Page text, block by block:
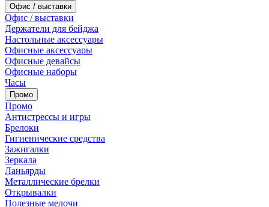
Офис / выставки
Офис / выставки
Держатели для бейджа
Настольные аксессуары
Офисные аксессуары
Офисные девайсы
Офисные наборы
Часы
Промо
Промо
Антистрессы и игры
Брелоки
Гигиенические средства
Зажигалки
Зеркала
Ланьярды
Металлические брелки
Открывалки
Полезные мелочи